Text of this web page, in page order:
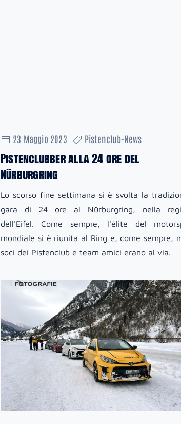
23 Maggio 2023 Pistenclub-News
Pistenclubber alla 24 ore del
Nürburgring
Lo scorso fine settimana si è svolta la
gara di 24 ore al Nürburgring, nella
dell'Eifel. Come sempre, l'élite del
mondiale si è riunita al Ring e, come sempre,
soci dei Pistenclub e team amici erano al via.